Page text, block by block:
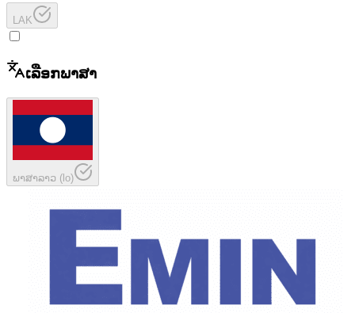
LAK
ເລືອກພາສາ
ພາສາລາວ (lo)